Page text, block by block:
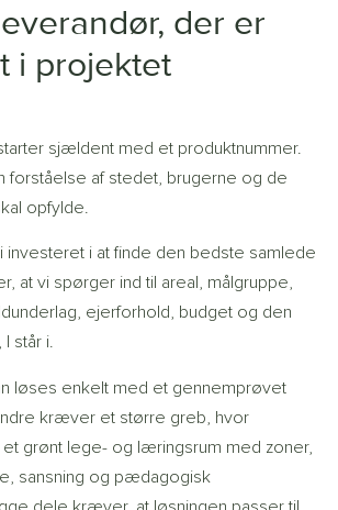
der er
i projektet
sjældent med et produktnummer.
forståelse af stedet, brugerne og de
opfylde.
investeret i at finde den bedste samlede
at vi spørger ind til areal, målgruppe,
ejerforhold, budget og den
står i.
løses enkelt med et gennemprøvet
kræver et større greb, hvor
grønt lege- og læringsrum med zoner,
sansning og pædagogisk